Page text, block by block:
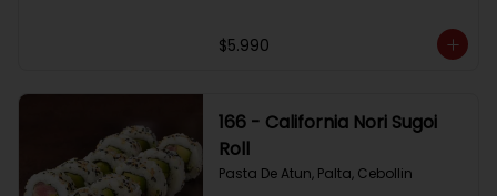
$5.990
166 - California Nori Sugoi
Roll
Pasta De Atun, Palta, Cebollin